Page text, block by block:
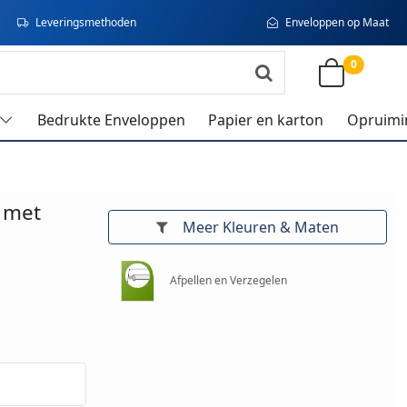
Leveringsmethoden Enveloppen op Maat
0
Bedrukte Enveloppen Papier en karton
Meer Kleuren & Maten
Afpellen en Verzegelen